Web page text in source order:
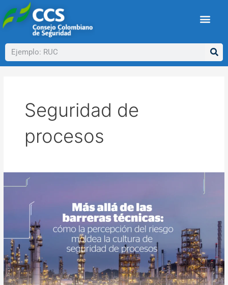
al
contenido
Buscar
Seguridad de
procesos
allá
técnicas:
cómo
la
percepción
del